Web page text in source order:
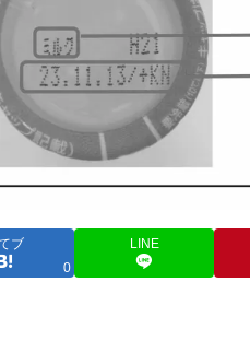
ブ
0
LINE